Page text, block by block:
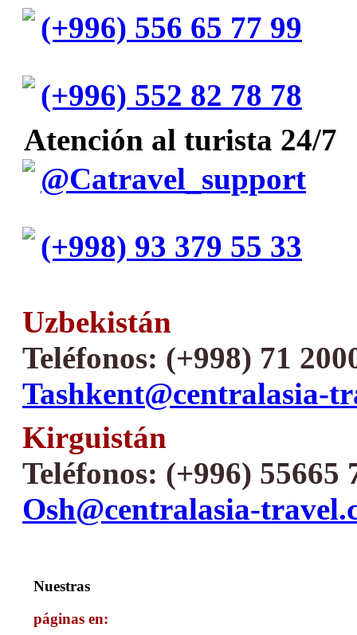
(+996) 556 65 77 99
(+996) 552 82 78 78
Atención al turista 24/7
@Catravel_support
(+998) 93 379 55 33
Uzbekistán
Teléfonos: (+998) 71
Tashkent@centralasia-
Kirguistán
Teléfonos: (+996) 55665
Osh@centralasia-
Nuestras
páginas en: